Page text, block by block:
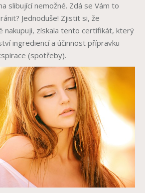
slibující nemožné. Zdá se Vám to
Jednoduše! Zjistit si, že
nakupuji, získala tento certifikát, který
ingrediencí a účinnost přípravku
(spotřeby).